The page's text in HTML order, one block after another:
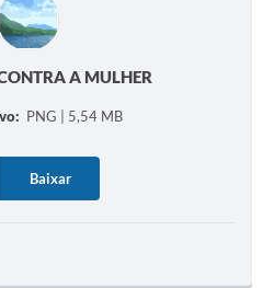
A MULHER
PNG | 5,54 MB
Baixar